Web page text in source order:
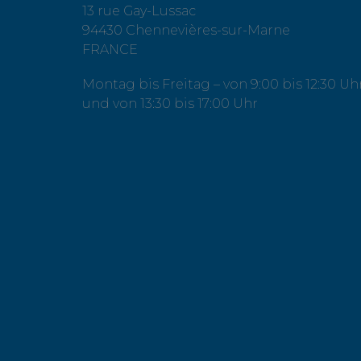
13 rue Gay-Lussac
94430 Chennevières-sur-Marne
FRANCE
Montag bis Freitag – von 9:00 bis 12:30
und von 13:30 bis 17:00 Uhr